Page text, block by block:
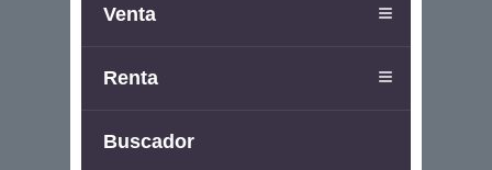
Venta
Renta
Buscador